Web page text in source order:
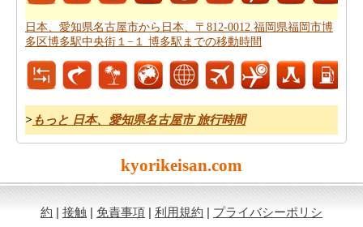
ることが重要です。場合はルートを認識していません、
あなたは日本、愛知県名古屋市から日本、〒812-0012 福
岡県福岡市博多区博多駅中央街１−１ 博多駅までの道路
ルートプラン をチェックすることができます。
燃料費は、道路の旅行を計画する際に考慮すべきもう一
つの重要な要因であります。日本、愛知県名古屋市から
日本、〒812-0012 福岡県福岡市博多区博多駅中央街１
−１ 博多駅までの旅行の費用をしたいですか。
日本、愛知県名古屋市から日本、〒812-0012 福岡県福岡市博
多区博多駅中央街１−１ 博多駅までの移動時間
> もっと 日本、愛知県名古屋市 旅行時間
kyorikeisan.com
約 | 接触 | 免責事項 | 利用規約 | プライバシーポリシ